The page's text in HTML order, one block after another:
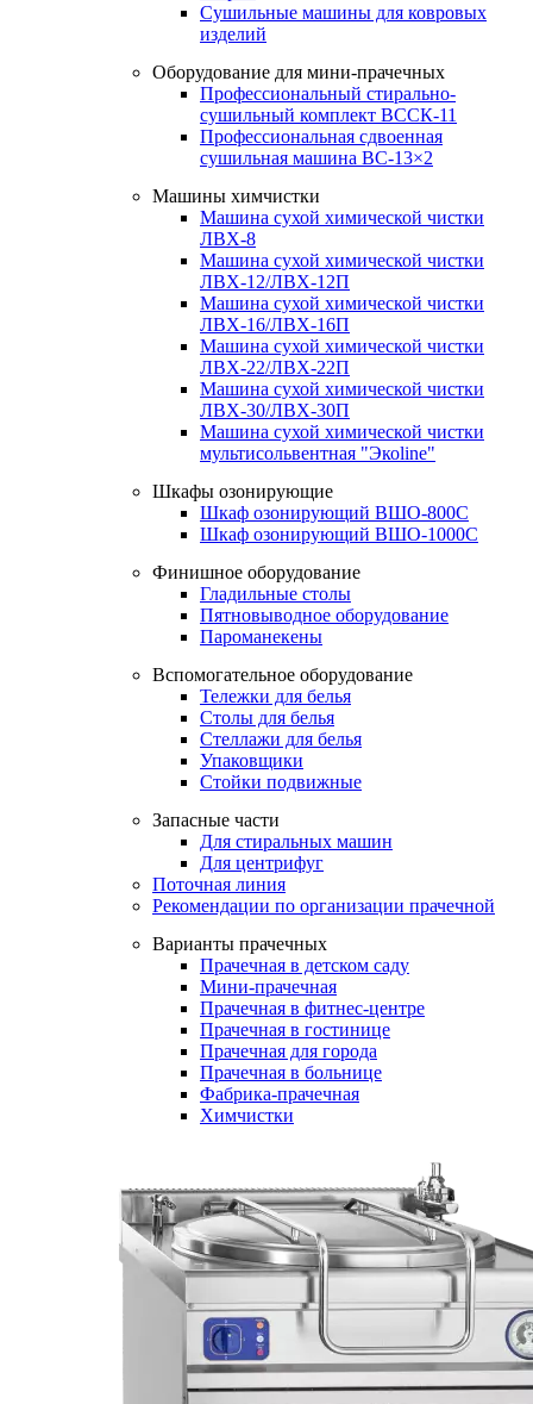
Сушильные машины для ковровых
изделий
Оборудование для мини-прачечных
Профессиональный стирально-
сушильный комплект ВССК-11
Профессиональная сдвоенная
сушильная машина ВС-13×2
Машины химчистки
Машина сухой химической чистки
ЛВХ-8
Машина сухой химической чистки
ЛВХ-12/ЛВХ-12П
Машина сухой химической чистки
ЛВХ-16/ЛВХ-16П
Машина сухой химической чистки
ЛВХ-22/ЛВХ-22П
Машина сухой химической чистки
ЛВХ-30/ЛВХ-30П
Машина сухой химической чистки
мультисольвентная "Экоline"
Шкафы озонирующие
Шкаф озонирующий ВШО-800С
Шкаф озонирующий ВШО-1000С
Финишное оборудование
Гладильные столы
Пятновыводное оборудование
Пароманекены
Вспомогательное оборудование
Тележки для белья
Столы для белья
Стеллажи для белья
Упаковщики
Стойки подвижные
Запасные части
Для стиральных машин
Для центрифуг
Поточная линия
Рекомендации по организации прачечной
Варианты прачечных
Прачечная в детском саду
Мини-прачечная
Прачечная в фитнес-центре
Прачечная в гостинице
Прачечная для города
Прачечная в больнице
Фабрика-прачечная
Химчистки